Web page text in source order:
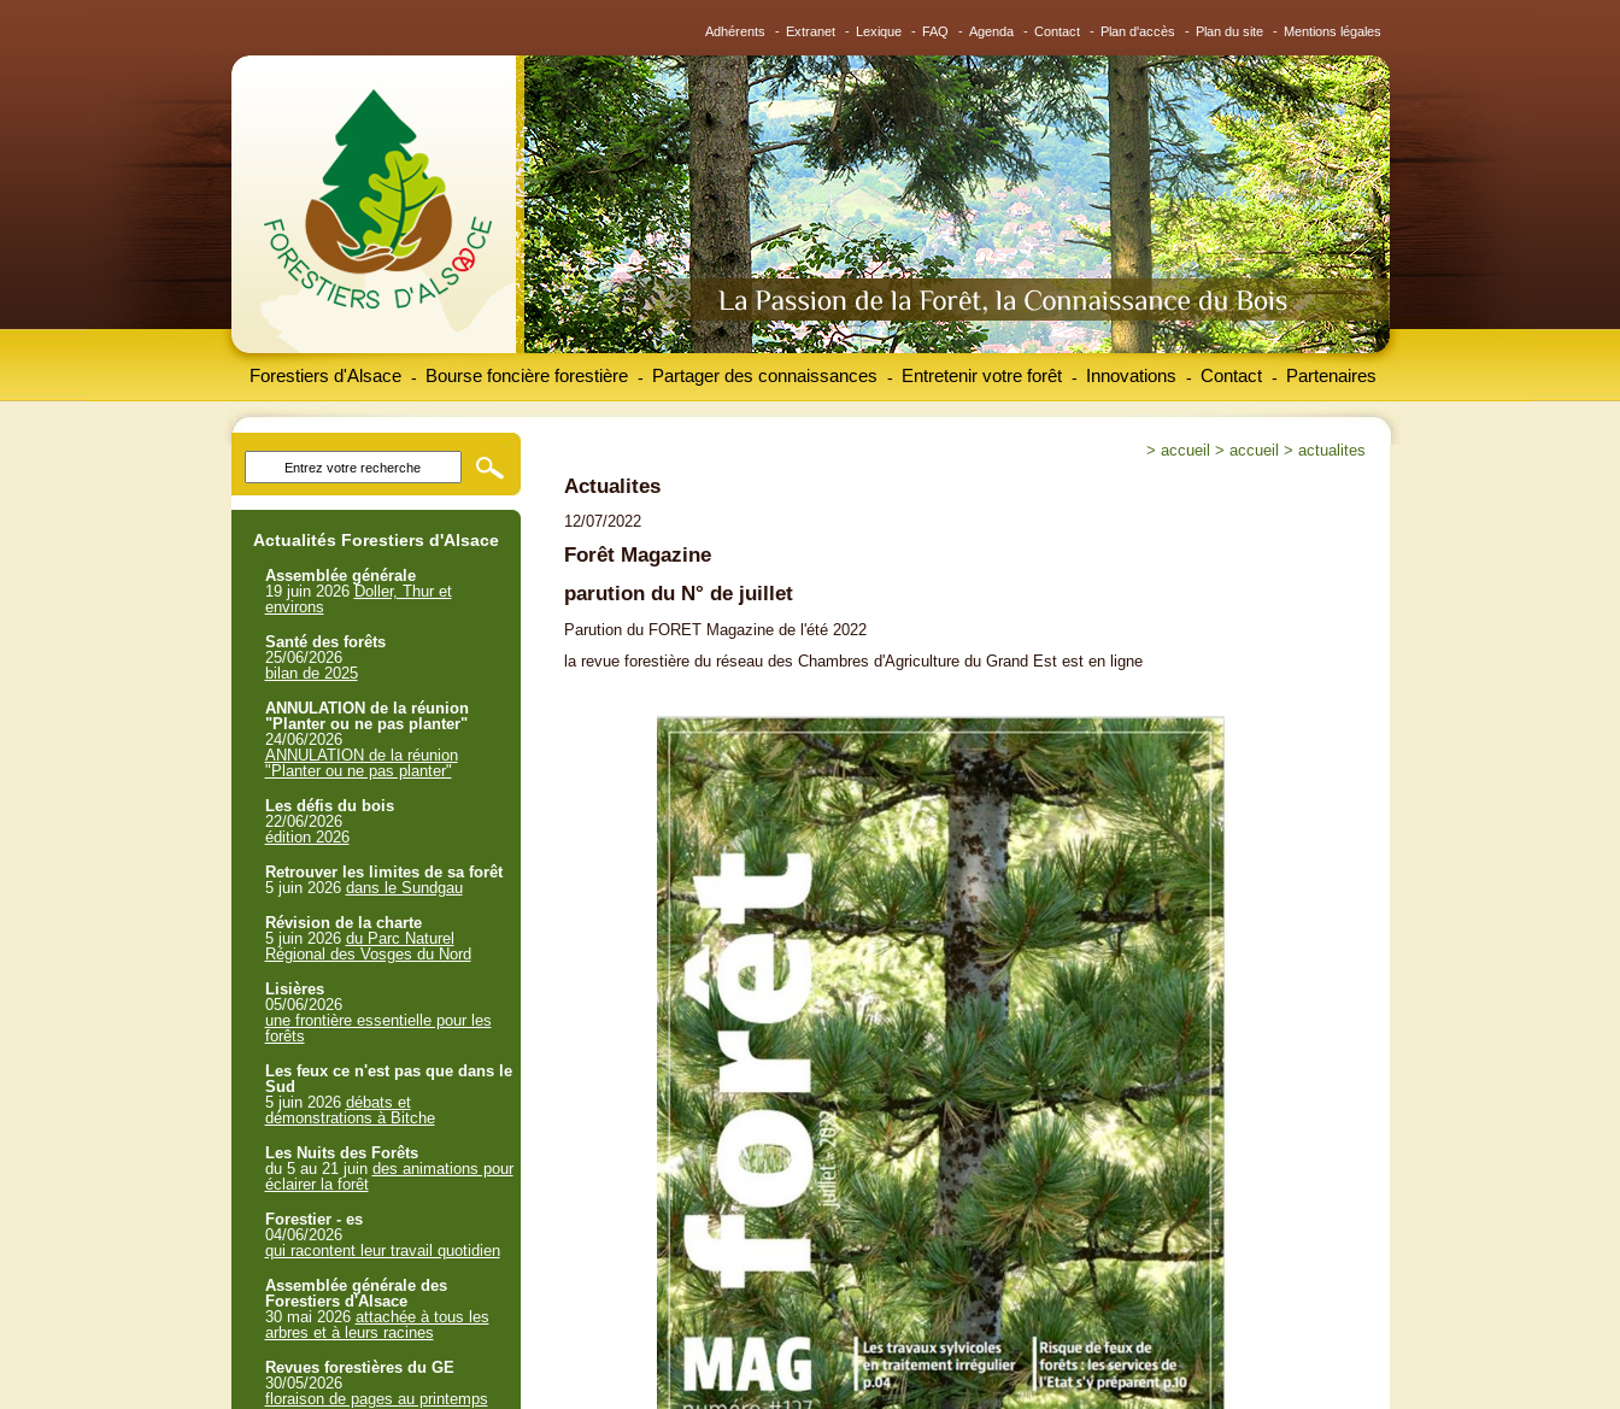
Adhérents - Extranet - Lexique - FAQ - Agenda - Contact - Plan d'accès - Plan du site - Mentions légales
Forestiers d'Alsace Bourse foncière forestière
- Partager des connaissances
- Entretenir votre forêt
- Innovations
- Contact
- Partenaires
-
> accueil > accueil > actualites
Actualites
12/07/2022
Forêt Magazine
parution du N° de juillet
Parution du FORET Magazine de l'été 2022
la revue forestière du réseau des Chambres d'Agriculture du Grand Est est en ligne
Actualités Forestiers d'Alsace
Assemblée générale
19 juin 2026 Doller, Thur et
environs
Santé des forêts
25/06/2026
bilan de 2025
ANNULATION de la réunion
"Planter ou ne pas planter"
24/06/2026
ANNULATION de la réunion
"Planter ou ne pas planter"
Les défis du bois
22/06/2026
édition 2026
Retrouver les limites de sa forêt
5 juin 2026 dans le Sundgau
Révision de la charte
5 juin 2026 du Parc Naturel
Régional des Vosges du Nord
Lisières
05/06/2026
une frontière essentielle pour les
forêts
Les feux ce n'est pas que dans le
Sud
5 juin 2026 débats et
démonstrations à Bitche
Les Nuits des Forêts
du 5 au 21 juin des animations pour
éclairer la forêt
Forestier - es
04/06/2026
qui racontent leur travail quotidien
Assemblée générale des
Forestiers d'Alsace
30 mai 2026 attachée à tous les
arbres et à leurs racines
Revues forestières du GE
30/05/2026
floraison de pages au printemps